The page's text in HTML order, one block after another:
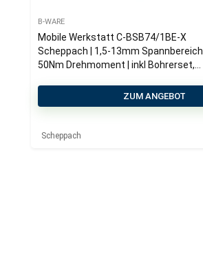
B-WARE
Mobile Werkstatt C-BSB74/1BE-X
Scheppach | 1,5-13mm Spannbereich |
50Nm Drehmoment | inkl Bohrerset,
ZUM ANGEBOT
Scheppach